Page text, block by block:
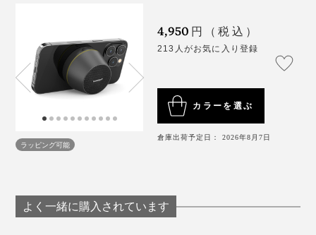
配線も必要ないので、磁力のある場所であれば高い位置
お持ちのスマートフォンに「MagSafe」機能が搭載され
特にラジオは、側で話されているような感覚になるので
とても快適です。
対応プロファイル：A2DC、AVRCP、HFP
再生周波数帯域=100Hz-18kHz
使用周波数帯=2.402~2.480GHz
スピーカーユニット=40mm
インピーダンス=4Ω
SN 比=>85dB
ディストーションひずみ率：<0.5%
保護機能=過充電保護、過放電保護、過電圧保護、過
流：DC9V/2.2A、出力:20W、出カポート：USB
ラッピング可能
4,950 円（税込）
213人がお気に入り登録
カラーを選ぶ
倉庫出荷予定日： 2026年8月7日
よく一緒に購入されています